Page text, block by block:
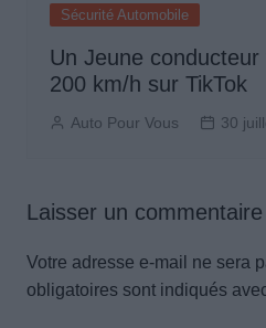
Sécurité Automobile
Un Jeune
200 km/h sur TikTok
Auto Pour Vous 30
Laisser un commentaire
Votre adresse e-mail ne sera
obligatoires sont indiqués